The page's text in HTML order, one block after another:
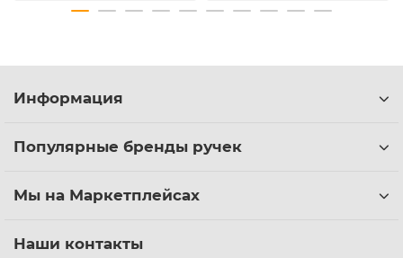
Информация
Популярные бренды ручек
Мы на Маркетплейсах
Наши контакты